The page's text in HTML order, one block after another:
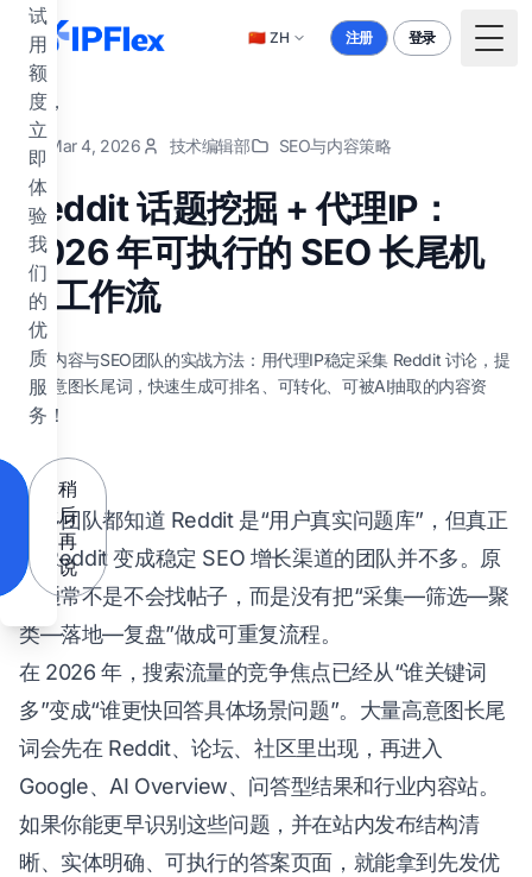
试
用
额
度，
立
即
体
验
我
们
的
优
质
服
务！
稍
后
再
说
跳到主要内容
🇨🇳 ZH 注册 登录
Mar 4, 2026 技术编辑部 SEO与内容策略
Reddit 话题挖掘 + 代理IP：
2026 年可执行的 SEO 长尾机
会工作流
面向内容与SEO团队的实战方法：用代理IP稳定采集 Reddit 讨论，提
炼高意图长尾词，快速生成可排名、可转化、可被AI抽取的内容资
产。
很多团队都知道 Reddit 是“用户真实问题库”，但真正
把 Reddit 变成稳定 SEO 增长渠道的团队并不多。原
因通常不是不会找帖子，而是没有把“采集—筛选—聚
类—落地—复盘”做成可重复流程。
在 2026 年，搜索流量的竞争焦点已经从“谁关键词
多”变成“谁更快回答具体场景问题”。大量高意图长尾
词会先在 Reddit、论坛、社区里出现，再进入
Google、AI Overview、问答型结果和行业内容站。
如果你能更早识别这些问题，并在站内发布结构清
晰、实体明确、可执行的答案页面，就能拿到先发优